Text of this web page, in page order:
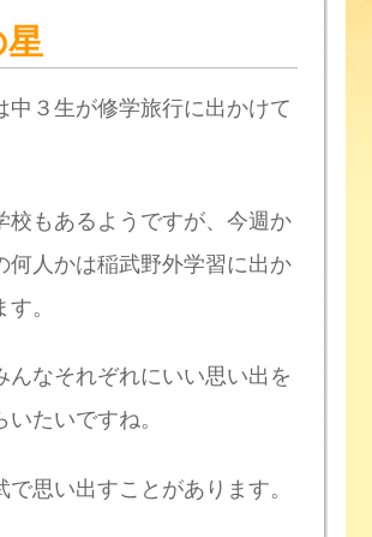
中３生が修学旅行に出かけて
校もあるようですが、今週か
何人かは稲武野外学習に出か
。
んなそれぞれにいい思い出を
いたいですね。
で思い出すことがあります。